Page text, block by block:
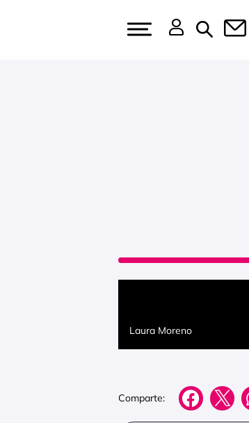
Laura Moreno
Comparte: